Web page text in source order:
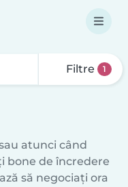
Filtre 1
atunci când
bone de încredere
să negociați ora